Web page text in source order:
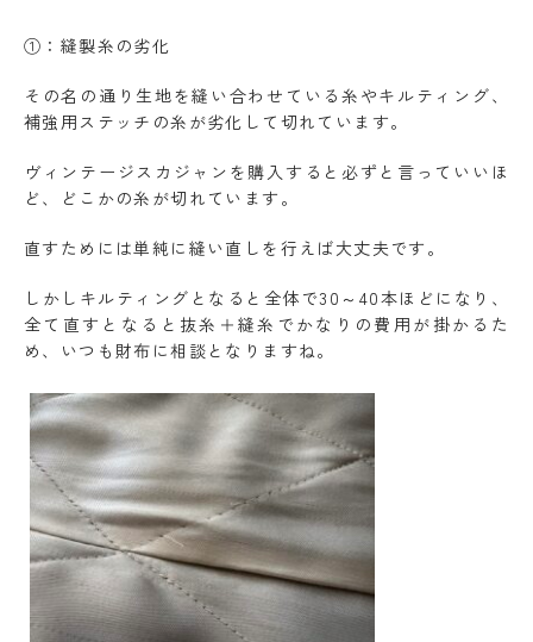
①：縫製糸の劣化
その名の通り生地を縫い合わせている糸やキルティング、
補強用ステッチの糸が劣化して切れています。
ヴィンテージスカジャンを購入すると必ずと言っていいほ
ど、どこかの糸が切れています。
直すためには単純に縫い直しを行えば大丈夫です。
しかしキルティングとなると全体で30～40本ほどになり、
全て直すとなると抜糸＋縫糸でかなりの費用が掛かるた
め、いつも財布に相談となりますね。